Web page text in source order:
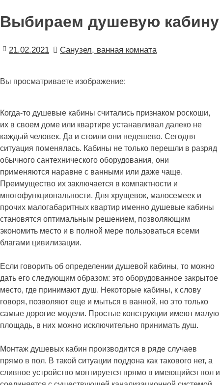
Выбираем душевую кабину
21.02.2021 Санузел, ванная комната
Вы просматриваете изображение:
Когда-то душевые кабины считались признаком роскоши,
их в своем доме или квартире устанавливал далеко не
каждый человек. Да и стоили они недешево. Сегодня
ситуация поменялась. Кабины не только перешли в разряд
обычного сантехнического оборудования, они
применяются наравне с ванными или даже чаще.
Преимущество их заключается в компактности и
многофункциональности. Для хрущевок, малосемеек и
прочих малогабаритных квартир именно душевые кабины
становятся оптимальным решением, позволяющим
экономить место и в полной мере пользоваться всеми
благами цивилизации.
Если говорить об определении душевой кабины, то можно
дать его следующим образом: это оборудованное закрытое
место, где принимают душ. Некоторые кабины, к слову
говоря, позволяют еще и мыться в ванной, но это только
самые дорогие модели. Простые конструкции имеют малую
площадь, в них можно исключительно принимать душ.
Монтаж душевых кабин производится в ряде случаев
прямо в пол. В такой ситуации поддона как такового нет, а
сливное устройство монтируется прямо в имеющийся пол и